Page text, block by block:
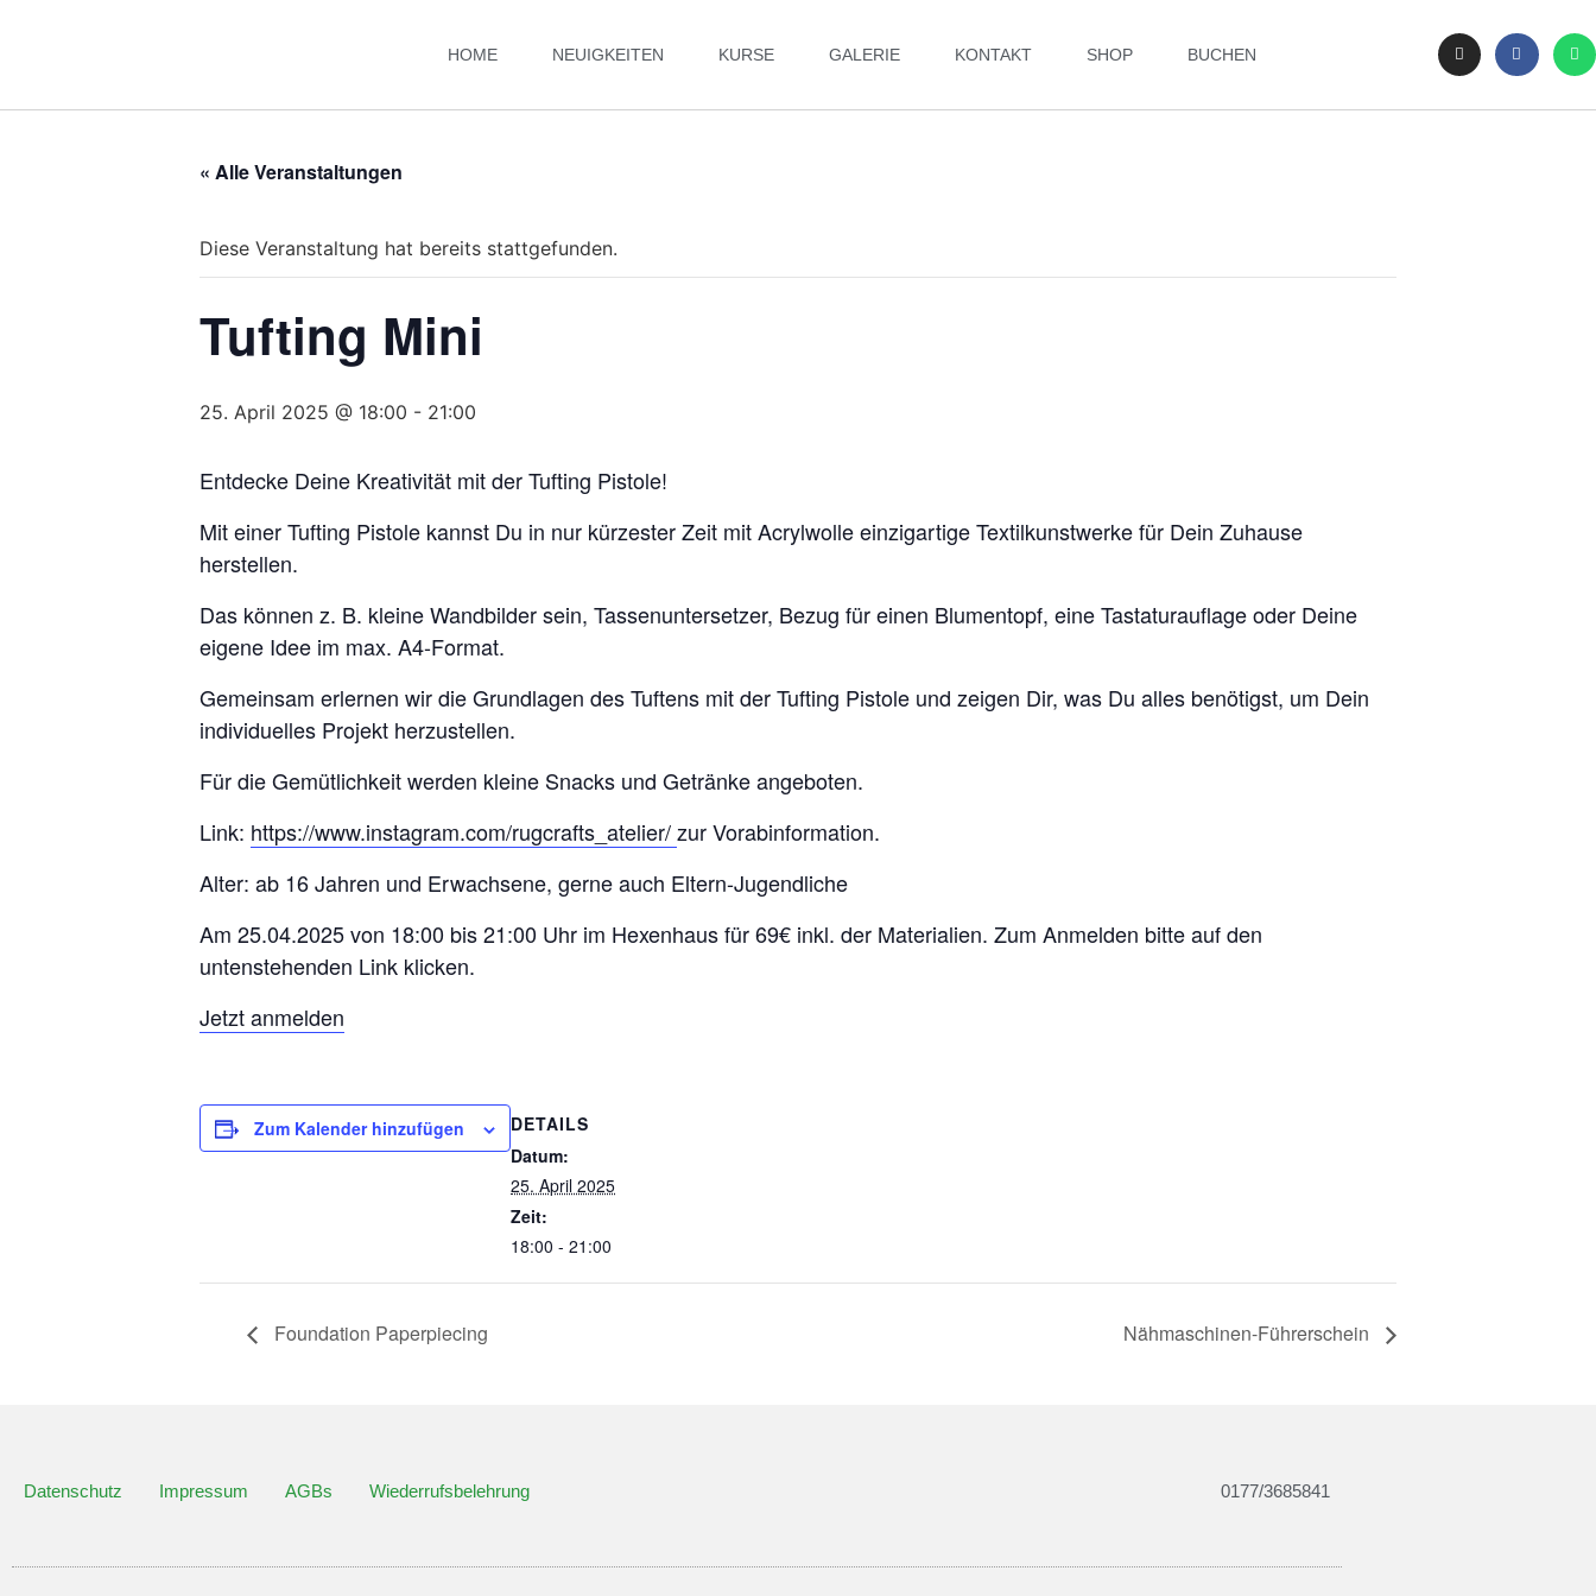
HOME NEUIGKEITEN KURSE GALERIE KONTAKT SHOP BUCHEN
« Alle Veranstaltungen
Diese Veranstaltung hat bereits stattgefunden.
Tufting Mini
25. April 2025 @ 18:00 - 21:00
Entdecke Deine Kreativität mit der Tufting Pistole!
Mit einer Tufting Pistole kannst Du in nur kürzester Zeit mit Acrylwolle einzigartige Textilkunstwerke für Dein Zuhause
herstellen.
Das können z. B. kleine Wandbilder sein, Tassenuntersetzer, Bezug für einen Blumentopf, eine Tastaturauflage oder Deine
eigene Idee im max. A4-Format.
Gemeinsam erlernen wir die Grundlagen des Tuftens mit der Tufting Pistole und zeigen Dir, was Du alles benötigst, um Dein
individuelles Projekt herzustellen.
Für die Gemütlichkeit werden kleine Snacks und Getränke angeboten.
Link: https://www.instagram.com/rugcrafts_atelier/zur Vorabinformation.
Alter: ab 16 Jahren und Erwachsene, gerne auch Eltern-Jugendliche
Am 25.04.2025 von 18:00 bis 21:00 Uhr im Hexenhaus für 69€ inkl. der Materialien. Zum Anmelden bitte auf den
untenstehenden Link klicken.
Jetzt anmelden
Zum Kalender hinzufügen
DETAILS
Datum:
25. April 2025
Zeit:
18:00 - 21:00
Foundation Paperpiecing Nähmaschinen-Führerschein
Datenschutz Impressum AGBs Wiederrufsbelehrung 0177/3685841